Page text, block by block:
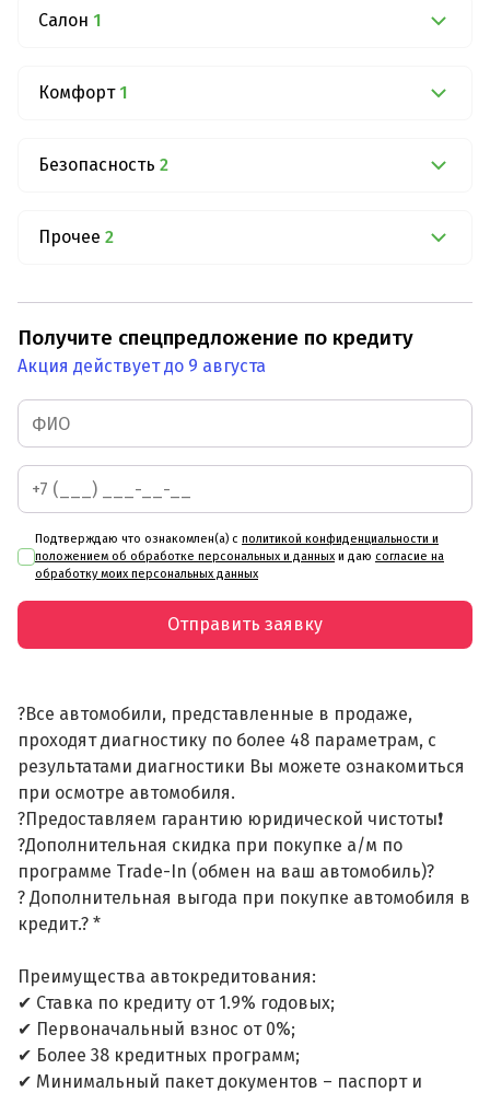
Салон 1
Комфорт 1
Безопасность 2
Прочее 2
Получите спецпредложение по кредиту
Акция действует до 9 августа
Подтверждаю что ознакомлен(а) с политикой конфиденциальности и
положением об обработке персональных и данных и даю согласие на
обработку моих персональных данных
Отправить заявку
?Все автомобили, представленные в продаже,
проходят диагностику по более 48 параметрам, с
результатами диагностики Вы можете ознакомиться
при осмотре автомобиля.
?Предоставляем гарантию юридической чистоты❗
?Дополнительная скидка при покупке а/м по
программе Trade-In (обмен на ваш автомобиль)?
? Дополнительная выгода при покупке автомобиля в
кредит.? *
Преимущества автокредитования:
✔ Ставка по кредиту от 1.9% годовых;
✔ Первоначальный взнос от 0%;
✔ Более 38 кредитных программ;
✔ Минимальный пакет документов – паспорт и